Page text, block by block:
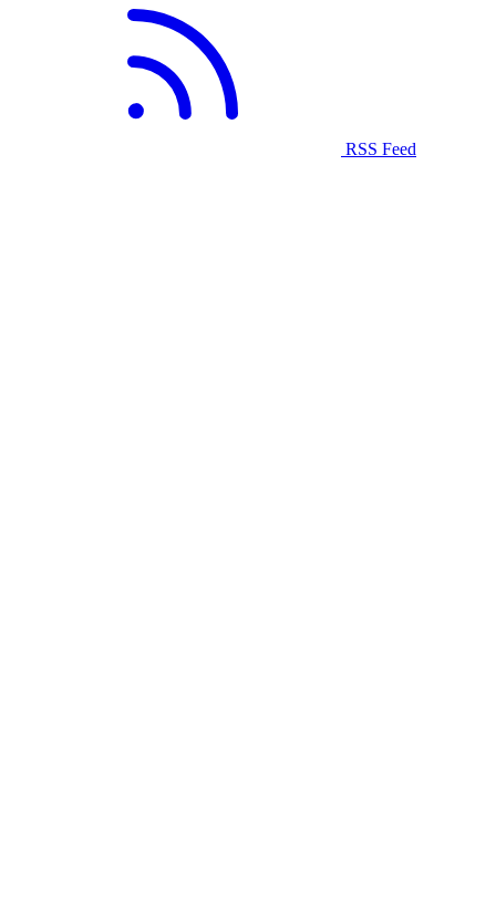
RSS Feed